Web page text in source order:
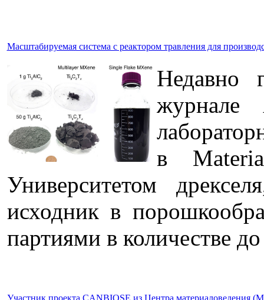
Масштабируемая система c реактором травления для
Недавно
журнале
в
Университетом
исходник в
партиями в количестве